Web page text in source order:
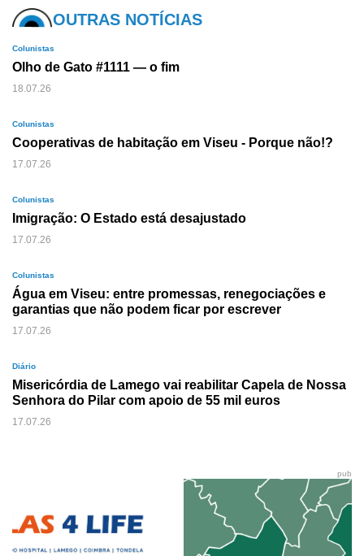
OUTRAS NOTÍCIAS
Colunistas
Olho de Gato #1111 — o fim
18.07.26
Colunistas
Cooperativas de habitação em Viseu - Porque não!?
17.07.26
Colunistas
Imigração: O Estado está desajustado
17.07.26
Colunistas
Água em Viseu: entre promessas, renegociações e
garantias que não podem ficar por escrever
17.07.26
Diário
Misericórdia de Lamego vai reabilitar Capela de Nossa
Senhora do Pilar com apoio de 55 mil euros
17.07.26
pub